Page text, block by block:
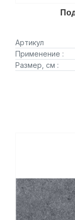
Артикул
Применение :
Размер, см :